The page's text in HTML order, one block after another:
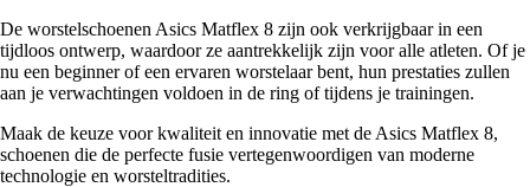
De worstelschoenen Asics Matflex 8 zijn ook verkrijgbaar in een
tijdloos ontwerp, waardoor ze aantrekkelijk zijn voor alle atleten. Of je
nu een beginner of een ervaren worstelaar bent, hun prestaties zullen
aan je verwachtingen voldoen in de ring of tijdens je trainingen.
Maak de keuze voor kwaliteit en innovatie met de Asics Matflex 8,
schoenen die de perfecte fusie vertegenwoordigen van moderne
technologie en worsteltradities.